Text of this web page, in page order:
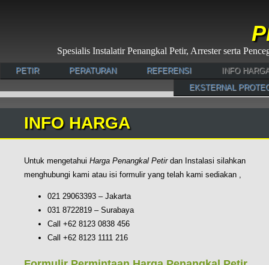
Spesialis Instalatir Penangkal Petir, Arrester serta
PETIR PERATURAN REFERENSI
INFO
EKSTERNAL
INFO HARGA
Untuk mengetahui Harga Penangkal Petirdan Instalasi silahkan
menghubungi kami atau isi formulir yang telah kami sediakan ,
021 29063393 – Jakarta
031 8722819 – Surabaya
Call +62 8123 0838 456
Call +62 8123 1111 216